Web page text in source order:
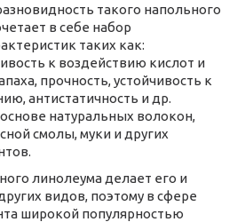
такого напольного
в себе набор
таких как:
к воздействию кислот и
прочность, устойчивость к
антистатичность и др.
натуральных волокон,
смолы, муки и других
линолеума делает его и
видов, поэтому в сфере
широкой популярностью